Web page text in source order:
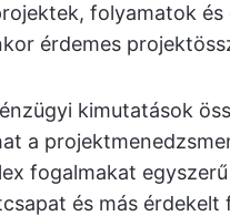
folyamatok
érdemes
kimutatások
a
fogalmakat
és más érdekelt